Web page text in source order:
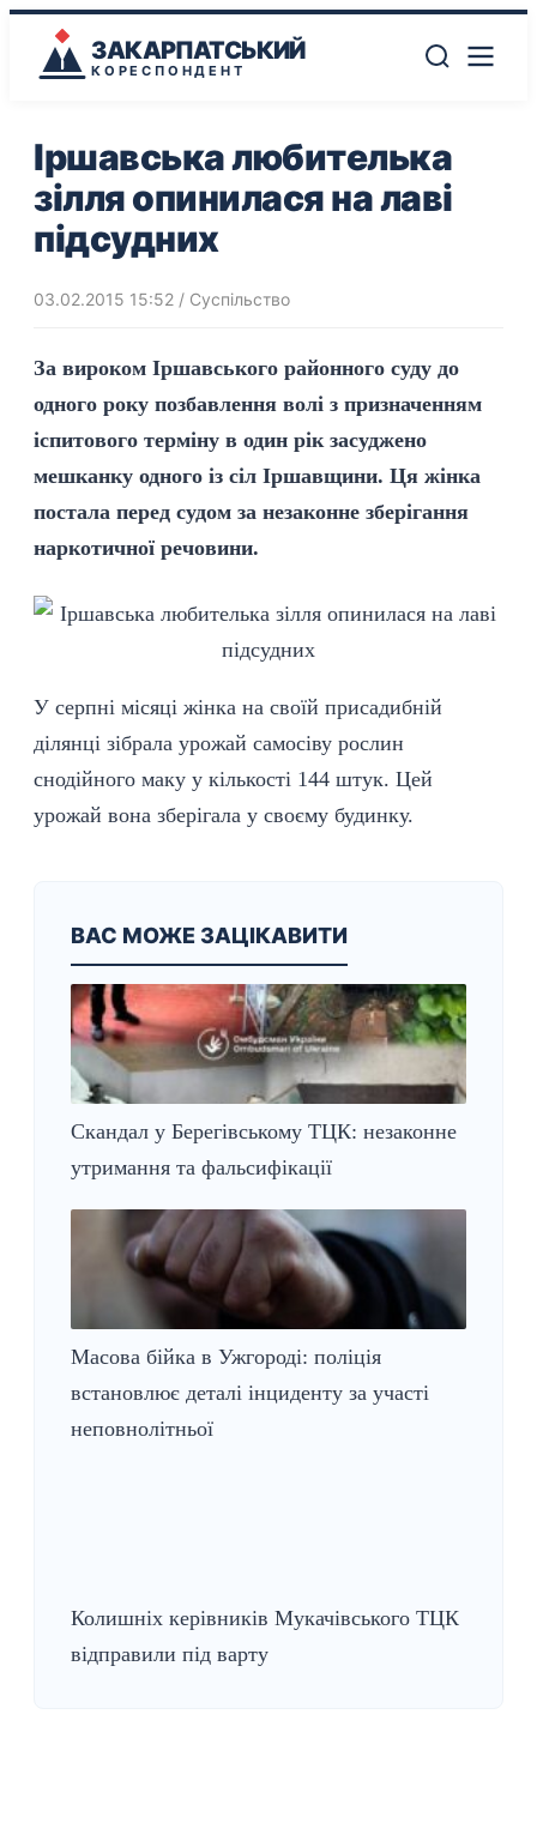
ЗАКАРПАТСЬКИЙ
КОРЕСПОНДЕНТ
Іршавська любителька
зілля опинилася на лаві
підсудних
03.02.2015 15:52 / Суспільство
За вироком Іршавського районного суду до
одного року позбавлення волі з призначенням
іспитового терміну в один рік засуджено
мешканку одного із сіл Іршавщини. Ця жінка
постала перед судом за незаконне зберігання
наркотичної речовини.
У серпні місяці жінка на своїй присадибній
ділянці зібрала урожай самосіву рослин
снодійного маку у кількості 144 штук. Цей
урожай вона зберігала у своєму будинку.
ВАС МОЖЕ ЗАЦІКАВИТИ
Скандал у Берегівському ТЦК: незаконне
утримання та фальсифікації
Масова бійка в Ужгороді: поліція
встановлює деталі інциденту за участі
неповнолітньої
Колишніх керівників Мукачівського ТЦК
відправили під варту